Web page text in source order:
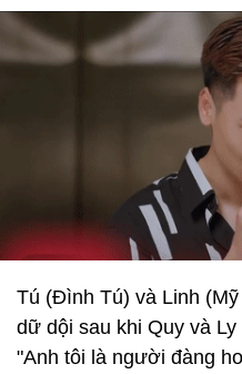
Tú (Đình Tú) và Linh
dữ dội sau khi Quy và
"Anh tôi là người đàng